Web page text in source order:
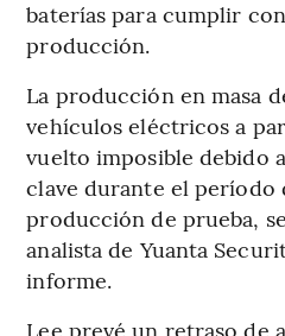
baterías para cumplir
producción.
La producción en masa
vehículos eléctricos a
vuelto imposible debido
clave durante el período
producción de prueba,
analista de Yuanta
informe.
Lee prevé un retraso de